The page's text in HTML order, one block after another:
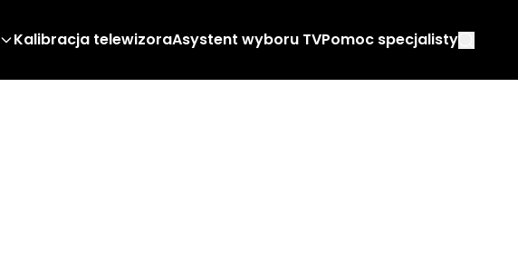
Kalibracja telewizoraAsystent wyboru TVPomoc specjalisty